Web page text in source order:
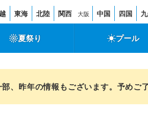
東海 北陸 関西 大阪 中国 四国
夏祭り プール
、昨年の情報もございます。予めご